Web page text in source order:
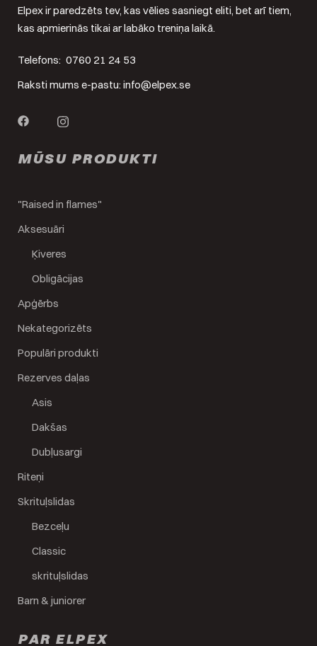
Elpex ir paredzēts tev, kas vēlies sasniegt eliti, bet arī tiem,
kas apmierinās tikai ar labāko treniņa laikā.
Telefons: 0760 21 24 53
Raksti mums e-pastu: info@elpex.se
MŪSU PRODUKTI
"Raised in flames"
Aksesuāri
Ķiveres
Obligācijas
Apģērbs
Nekategorizēts
Populāri produkti
Rezerves daļas
Asis
Dakšas
Dubļusargi
Riteņi
Skrituļslidas
Bezceļu
Classic
skrituļslidas
Barn & juniorer
PAR ELPEX